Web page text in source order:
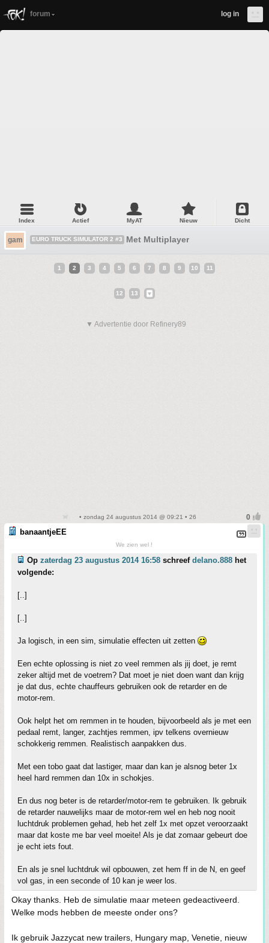
forum log in
Index Actief MyAT Nieuw Dicht
gam EURO TRUCK SIMULATOR 2 #3 Met Multiplayer
1 2 3 4 5 6 7 8 9 10 11
12 13
▼ Advertentie door Refinery89
• zondag 24 augustus 2014 @ 09:21 • 26
banaantjeEE
We zien wel !
Op zaterdag 23 augustus 2014 16:58 schreef delano.888 het
volgende:
[..]
[..]
Ja logisch, in een sim, simulatie effecten uit zetten
Een echte oplossing is niet zo veel remmen als jij doet, je remt
zeker altijd met de voetrem? Dat moet je niet doen want dan krijg
je dat dus, echte chauffeurs gebruiken ook de retarder en de
motor-rem.
Ook helpt het om remmen in te houden, bijvoorbeeld als je met een
pedaal remt, langer, zachtjes remmen, ipv telkens overnieuw
schokkerig remmen. Realistisch aanpakken dus.
Met een tobo gaat dat lastiger, maar dan kan je alsnog beter 1x
heel hard remmen dan 10x in schokjes.
En dus nog beter is de retarder/motor-rem te gebruiken. Ik gebruik
de retarder nauwelijks maar de motor-rem wel en heb nog nooit
luchtdruk problemen gehad, heb het zelf 1x met opzet veroorzaakt
maar dat koste me bar veel moeite! Als je dat zomaar gebeurt doe
je echt iets fout.
En als je snel luchtdruk wil opbouwen, zet hem ff in de N, en geef
vol gas, in een seconde of 10 kan je weer los.
Okay thanks. Heb de simulatie maar meteen gedeactiveerd.
Welke mods hebben de meeste onder ons?
Ik gebruik Jazzycat new trailers, Hungary map, Venetie, nieuw